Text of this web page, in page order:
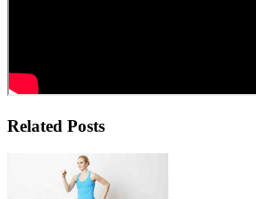
Related Posts